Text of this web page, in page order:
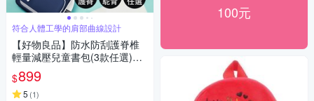
符合人體工學的肩部曲線設計
【好物良品】防水防刮護脊椎
輕量減壓兒童書包(3款任選)減
壓書包 兒童書包 小學書包 護脊
書包 抗壓書包
$899
5 (1)
100元